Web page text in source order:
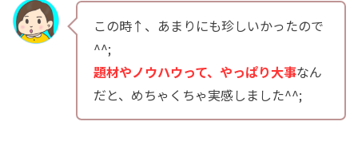
この時↑、あまりにも珍しいかったので
^^;
題材やノウハウって、やっぱり大事なん
だと、めちゃくちゃ実感しました^^;